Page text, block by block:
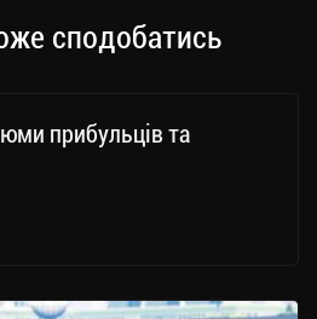
сподобатись
прибульців та